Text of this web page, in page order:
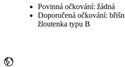
Povinná očkování: žádná
Doporučená očkování:
žloutenka typu B